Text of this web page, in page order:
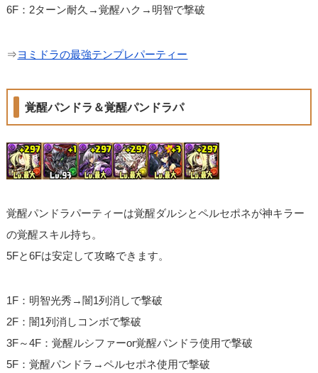
6F：2ターン耐久→覚醒ハク→明智で撃破
⇒ヨミドラの最強テンプレパーティー
覚醒パンドラ＆覚醒パンドラパ
覚醒パンドラパーティーは覚醒ダルシとペルセポネが神キラー
の覚醒スキル持ち。
5Fと6Fは安定して攻略できます。
1F：明智光秀→闇1列消しで撃破
2F：闇1列消しコンボで撃破
3F～4F：覚醒ルシファーor覚醒パンドラ使用で撃破
5F：覚醒パンドラ→ペルセポネ使用で撃破